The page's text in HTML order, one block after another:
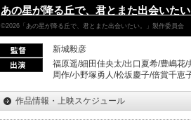
あの星が降る丘で、君とまた出会いたい
©2026「あの星が降る丘で、君とまた出会いたい。」製作委員会
新城毅彦
福原遥/細田佳央太/出口夏希/豊嶋花/
周作/小野塚勇人/松坂慶子/倍賞千恵
作品情報・上映スケジュール